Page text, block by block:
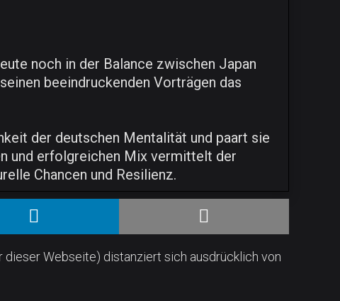
noch in der Balance zwischen Japan
beeindruckenden Vorträgen das
der deutschen Mentalität und paart sie
und erfolgreichen Mix vermittelt der
Chancen und Resilienz.
Webseite) distanziert sich ausdrücklich von